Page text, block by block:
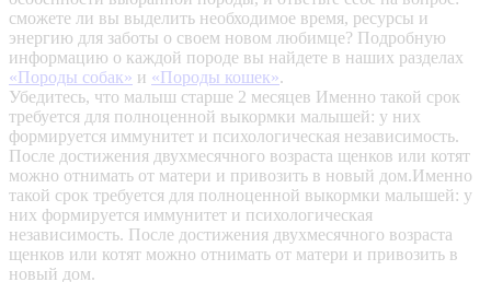
сможете ли вы выделить необходимое время, ресурсы и
энергию для заботы о своем новом любимце? Подробную
информацию о каждой породе вы найдете в наших разделах
«Породы собак» и «Породы кошек».
Убедитесь, что малыш старше 2 месяцев Именно такой срок
требуется для полноценной выкормки малышей: у них
формируется иммунитет и психологическая независимость.
После достижения двухмесячного возраста щенков или котят
можно отнимать от матери и привозить в новый дом.Именно
такой срок требуется для полноценной выкормки малышей: у
них формируется иммунитет и психологическая
независимость. После достижения двухмесячного возраста
щенков или котят можно отнимать от матери и привозить в
новый дом.